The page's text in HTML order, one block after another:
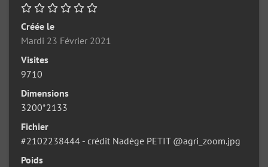
Créée le
Mardi 23 Février 2021
Visites
9710
Dimensions
3200*2133
Fichier
#2102238444 - crédit Nadège PETIT @agri_zoom.jpg
Poids